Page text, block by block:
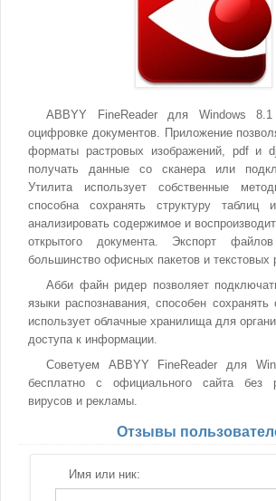
ABBYY FineReader для Windows
оцифровке документов. Приложение
форматы растровых изображений, pdf и
получать данные со сканера или
Утилита использует собственные
способна сохранять структуру таблиц
анализировать содержимое и
открытого документа. Экспорт
большинство офисных пакетов и текстовых
Абби файн ридер позволяет
языки распознавания, способен сохранять
использует облачные хранилища для
доступа к информации.
Советуем ABBYY FineReader для
бесплатно с официального сайта без
вирусов и рекламы.
Отзывы
Имя или ник: